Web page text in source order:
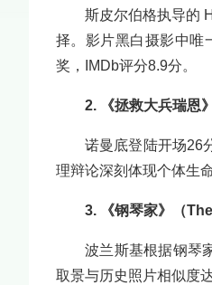
斯皮尔伯格执导的
择。影片黑白摄影中唯
奖，IMDb评分8.9分。
2. 《拯救大兵瑞恩
诺曼底登陆开场26
理辩论深刻体现个体生
3. 《钢琴家》（
波兰斯基根据钢琴
取景与历史照片相似度